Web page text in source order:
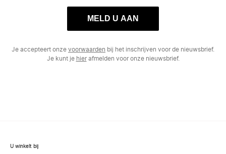
MELD U AAN
Je accepteert onze voorwaarden bij het inschrijven voor de nieuwsbrief.
Je kunt je hierafmelden voor onze nieuwsbrief.
U winkelt bij